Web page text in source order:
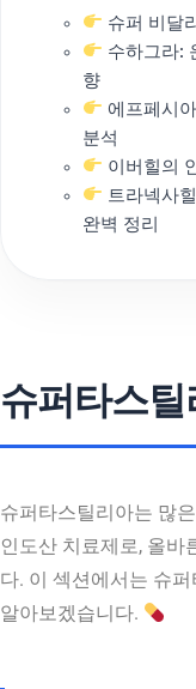
슈퍼 비달
수하그라:
향
에프페시
분석
이버힐의
트라넥사
완벽 정리
슈퍼타스
슈퍼타스틸리아는 많
인도산 치료제로, 올바
다. 이 섹션에서는 슈
알아보겠습니다.